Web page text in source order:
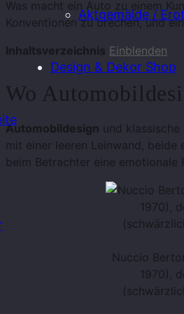
Aktgemälde /
Design & Dekor Shop
Was macht ein Auto zu einem
Konventionen zu brechen, und
Inhaltsverzeichnis Einblenden
Wo
Automobildesign und
mit einer leeren Leinwand,
beim Betrachter eine emotionale
Nuccio
1970),